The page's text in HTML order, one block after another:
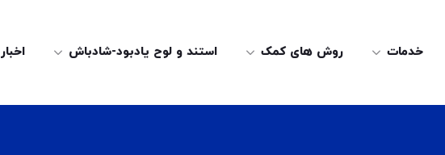
خدمات روش های کمک استند و لوح یادبود-شادباش اخبار